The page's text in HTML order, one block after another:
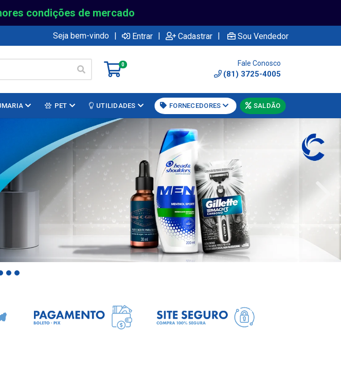
condições de mercado
Seja bem-vindo | Entrar | Cadastrar | Sou Vendedor
0 Fale Conosco
(81) 3725-4005
PET UTILIDADES FORNECEDORES SALDÃO